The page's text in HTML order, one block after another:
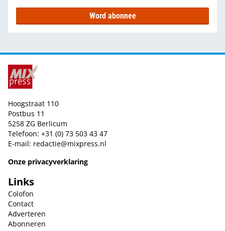
Word abonnee
Hoogstraat 110
Postbus 11
5258 ZG Berlicum
Telefoon: +31 (0) 73 503 43 47
E-mail: redactie@mixpress.nl
Onze privacyverklaring
Links
Colofon
Contact
Adverteren
Abonneren